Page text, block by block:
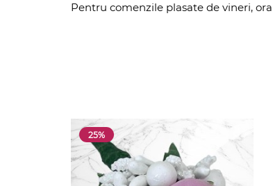
Pentru comenzile plasate de vineri,
25%